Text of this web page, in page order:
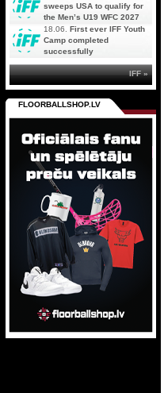
sweeps USA to qualify for
the Men’s U19 WFC 2027
18.06. First ever IFF Youth
Camp completed
successfully
IFF »
FLOORBALLSHOP.LV